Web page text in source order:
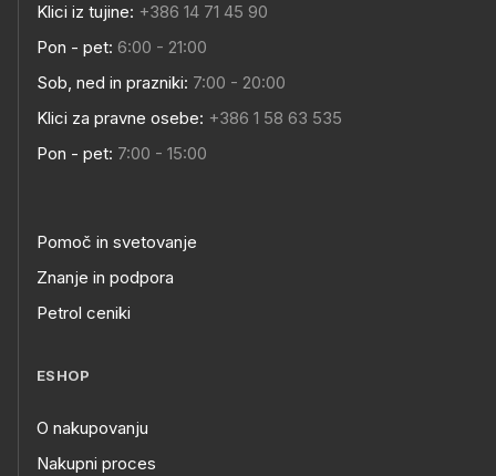
Klici iz tujine: +386 14 71 45 90
Pon - pet: 6:00 - 21:00
Sob, ned in prazniki: 7:00 - 20:00
Klici za pravne osebe: +386 1 58 63 535
Pon - pet: 7:00 - 15:00
Pomoč in svetovanje
Znanje in podpora
Petrol ceniki
ESHOP
O nakupovanju
Nakupni proces